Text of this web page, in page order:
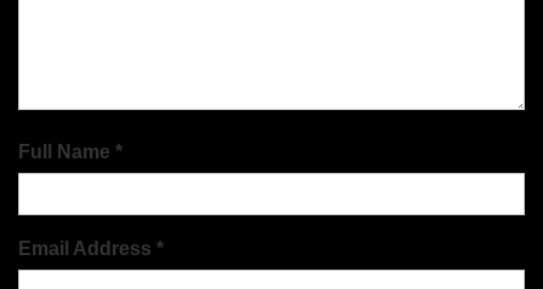
Full Name *
Email Address *